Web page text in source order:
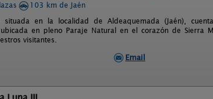
103 km de Jaén
situada en la localidad de Aldeaquemada (Jaén),
en pleno Paraje Natural en el corazón de Sierra
visitantes.
Email